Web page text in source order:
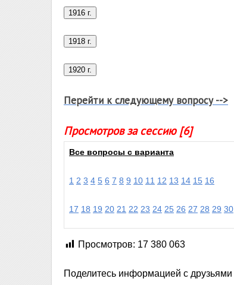
Перейти к следующему вопросу -->
Просмотров за сессию [6]
Все вопросы с варианта
1 2 3 4 5 6 7 8 9 10 11 12 13 14 15 16
17 18 19 20 21 22 23 24 25 26 27 28 29 30
Просмотров: 17 380 063
Поделитесь информацией с друзьями